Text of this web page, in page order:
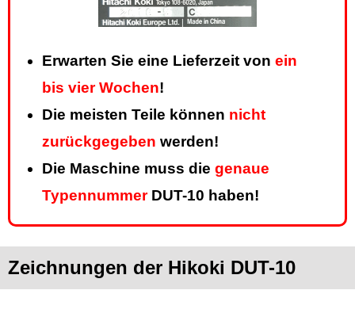
Erwarten Sie eine Lieferzeit von ein
bis vier Wochen!
Die meisten Teile können nicht
zurückgegeben werden!
Die Maschine muss die genaue
TypennummerDUT-10 haben!
Zeichnungen der Hikoki DUT-10